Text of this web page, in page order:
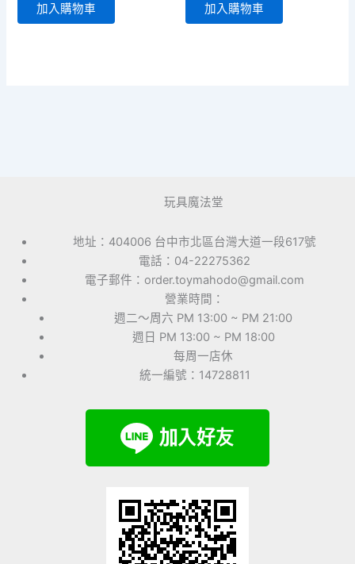
加入購物車 加入購物車
玩具魔法堂
地址：404006 台中市北區台灣大道一段617號
電話：04-22275362
電子郵件：order.toymahodo@gmail.com
營業時間：
週二～周六 PM 13:00 ~ PM 21:00
週日 PM 13:00 ~ PM 18:00
每周一店休
統一編號：14728811